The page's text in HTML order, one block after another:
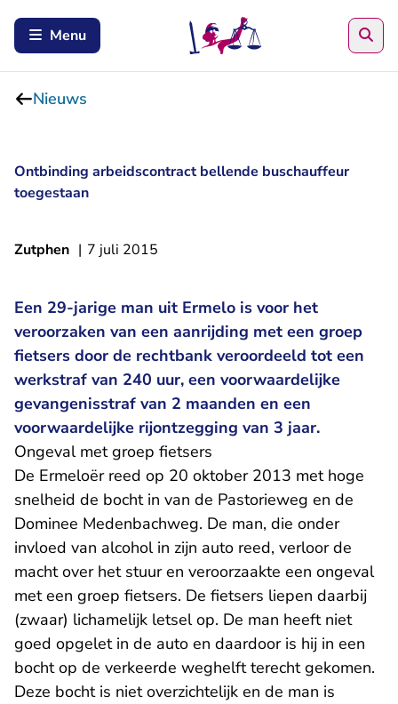
Menu
Nieuws
Ontbinding arbeidscontract bellende buschauffeur
toegestaan
Zutphen | 7 juli 2015
Een 29-jarige man uit Ermelo is voor het
veroorzaken van een aanrijding met een groep
fietsers door de rechtbank veroordeeld tot een
werkstraf van 240 uur, een voorwaardelijke
gevangenisstraf van 2 maanden en een
voorwaardelijke rijontzegging van 3 jaar.
Ongeval met groep fietsers
De Ermeloër reed op 20 oktober 2013 met hoge
snelheid de bocht in van de Pastorieweg en de
Dominee Medenbachweg. De man, die onder
invloed van alcohol in zijn auto reed, verloor de
macht over het stuur en veroorzaakte een ongeval
met een groep fietsers. De fietsers liepen daarbij
(zwaar) lichamelijk letsel op. De man heeft niet
goed opgelet in de auto en daardoor is hij in een
bocht op de verkeerde weghelft terecht gekomen.
Deze bocht is niet overzichtelijk en de man is